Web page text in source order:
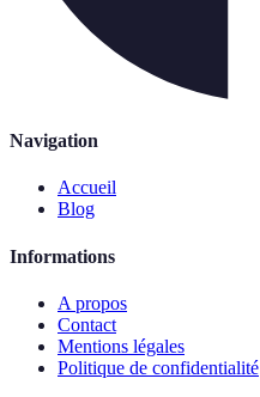
Navigation
Accueil
Blog
Informations
A propos
Contact
Mentions légales
Politique de confidentialité